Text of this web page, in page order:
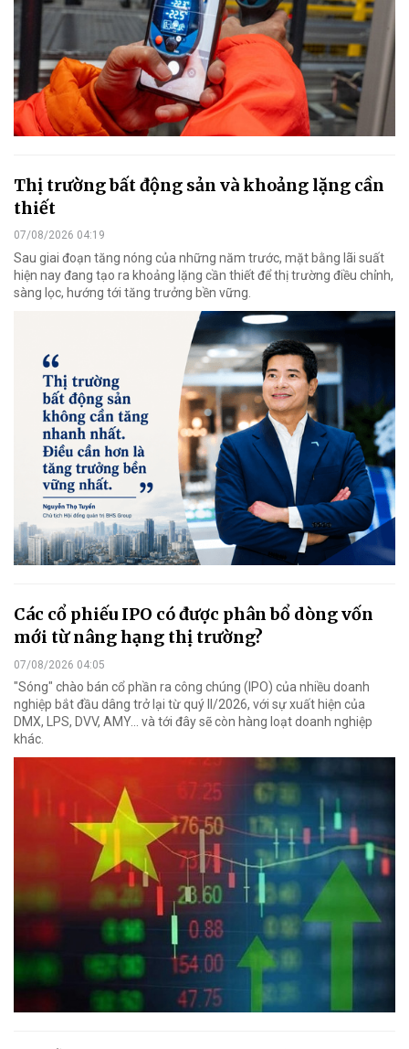
Thị trường bất động sản và khoảng lặng cần
thiết
07/08/2026 04:19
Sau giai đoạn tăng nóng của những năm trước, mặt bằng lãi suất
hiện nay đang tạo ra khoảng lặng cần thiết để thị trường điều chỉnh,
sàng lọc, hướng tới tăng trưởng bền vững.
Các cổ phiếu IPO có được phân bổ dòng vốn
mới từ nâng hạng thị trường?
07/08/2026 04:05
"Sóng" chào bán cổ phần ra công chúng (IPO) của nhiều doanh
nghiệp bắt đầu dâng trở lại từ quý II/2026, với sự xuất hiện của
DMX, LPS, DVV, AMY... và tới đây sẽ còn hàng loạt doanh nghiệp
khác.